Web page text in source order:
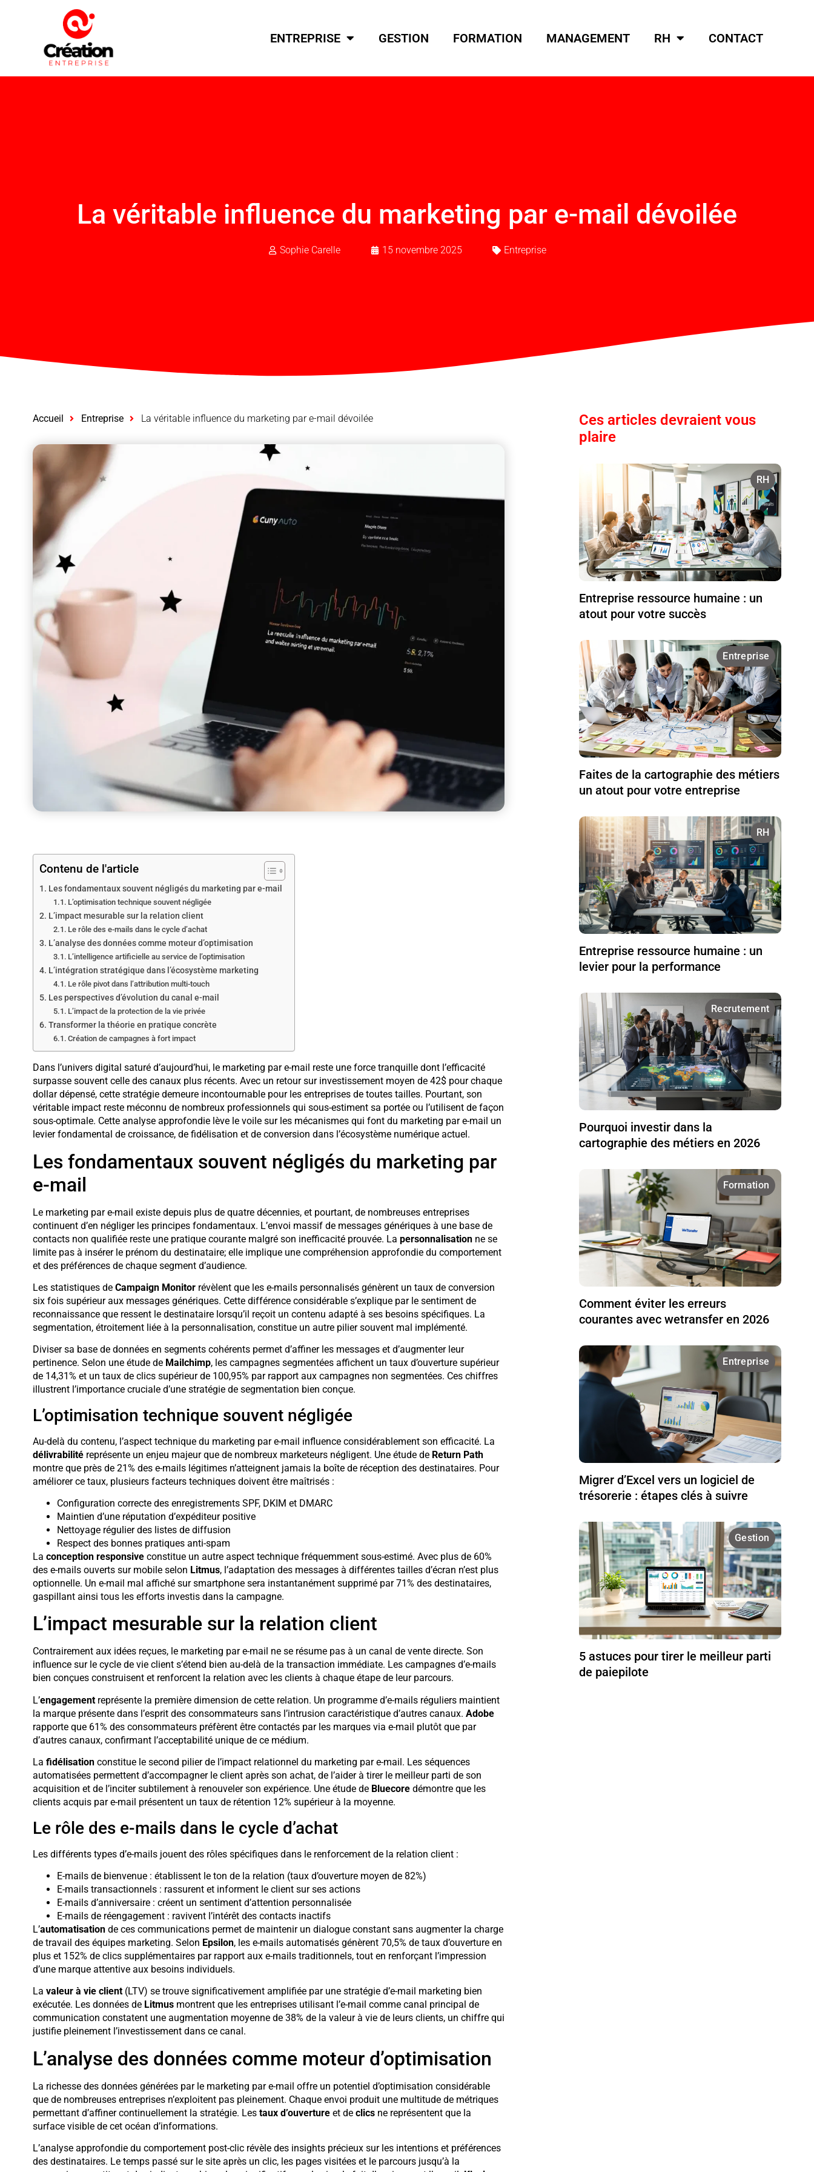
ENTREPRISE GESTION FORMATION MANAGEMENT RH CONTACT
La véritable influence du marketing par e-mail dévoilée
Sophie Carelle 15 novembre 2025 Entreprise
Accueil Entreprise La véritable influence du marketing par e-mail dévoilée
Contenu de l'article
Les fondamentaux souvent négligés du marketing par e-mail
L’optimisation technique souvent négligée
L’impact mesurable sur la relation client
Le rôle des e-mails dans le cycle d’achat
L’analyse des données comme moteur d’optimisation
L’intelligence artificielle au service de l’optimisation
L’intégration stratégique dans l’écosystème marketing
Le rôle pivot dans l’attribution multi-touch
Les perspectives d’évolution du canal e-mail
L’impact de la protection de la vie privée
Transformer la théorie en pratique concrète
Création de campagnes à fort impact
Dans l’univers digital saturé d’aujourd’hui, le marketing par e-mail reste une force tranquille dont l’efficacité
surpasse souvent celle des canaux plus récents. Avec un retour sur investissement moyen de 42$ pour chaque
dollar dépensé, cette stratégie demeure incontournable pour les entreprises de toutes tailles. Pourtant, son
véritable impact reste méconnu de nombreux professionnels qui sous-estiment sa portée ou l’utilisent de façon
sous-optimale. Cette analyse approfondie lève le voile sur les mécanismes qui font du marketing par e-mail un
levier fondamental de croissance, de fidélisation et de conversion dans l’écosystème numérique actuel.
Les fondamentaux souvent négligés du marketing par
e-mail
Le marketing par e-mail existe depuis plus de quatre décennies, et pourtant, de nombreuses entreprises
continuent d’en négliger les principes fondamentaux. L’envoi massif de messages génériques à une base de
contacts non qualifiée reste une pratique courante malgré son inefficacité prouvée. La personnalisationne se
limite pas à insérer le prénom du destinataire; elle implique une compréhension approfondie du comportement
et des préférences de chaque segment d’audience.
Les statistiques de Campaign Monitorrévèlent que les e-mails personnalisés génèrent un taux de conversion
six fois supérieur aux messages génériques. Cette différence considérable s’explique par le sentiment de
reconnaissance que ressent le destinataire lorsqu’il reçoit un contenu adapté à ses besoins spécifiques. La
segmentation, étroitement liée à la personnalisation, constitue un autre pilier souvent mal implémenté.
Diviser sa base de données en segments cohérents permet d’affiner les messages et d’augmenter leur
pertinence. Selon une étude de Mailchimp, les campagnes segmentées affichent un taux d’ouverture supérieur
de 14,31% et un taux de clics supérieur de 100,95% par rapport aux campagnes non segmentées. Ces chiffres
illustrent l’importance cruciale d’une stratégie de segmentation bien conçue.
L’optimisation technique souvent négligée
Au-delà du contenu, l’aspect technique du marketing par e-mail influence considérablement son efficacité. La
délivrabilitéreprésente un enjeu majeur que de nombreux marketeurs négligent. Une étude de Return Path
montre que près de 21% des e-mails légitimes n’atteignent jamais la boîte de réception des destinataires. Pour
améliorer ce taux, plusieurs facteurs techniques doivent être maîtrisés :
Configuration correcte des enregistrements SPF, DKIM et DMARC
Maintien d’une réputation d’expéditeur positive
Nettoyage régulier des listes de diffusion
Respect des bonnes pratiques anti-spam
La conception responsiveconstitue un autre aspect technique fréquemment sous-estimé. Avec plus de 60%
des e-mails ouverts sur mobile selon Litmus, l’adaptation des messages à différentes tailles d’écran n’est plus
optionnelle. Un e-mail mal affiché sur smartphone sera instantanément supprimé par 71% des destinataires,
gaspillant ainsi tous les efforts investis dans la campagne.
L’impact mesurable sur la relation client
Contrairement aux idées reçues, le marketing par e-mail ne se résume pas à un canal de vente directe. Son
influence sur le cycle de vie client s’étend bien au-delà de la transaction immédiate. Les campagnes d’e-mails
bien conçues construisent et renforcent la relation avec les clients à chaque étape de leur parcours.
L’engagementreprésente la première dimension de cette relation. Un programme d’e-mails réguliers maintient
la marque présente dans l’esprit des consommateurs sans l’intrusion caractéristique d’autres canaux. Adobe
rapporte que 61% des consommateurs préfèrent être contactés par les marques via e-mail plutôt que par
d’autres canaux, confirmant l’acceptabilité unique de ce médium.
La fidélisationconstitue le second pilier de l’impact relationnel du marketing par e-mail. Les séquences
automatisées permettent d’accompagner le client après son achat, de l’aider à tirer le meilleur parti de son
acquisition et de l’inciter subtilement à renouveler son expérience. Une étude de Bluecoredémontre que les
clients acquis par e-mail présentent un taux de rétention 12% supérieur à la moyenne.
Le rôle des e-mails dans le cycle d’achat
Les différents types d’e-mails jouent des rôles spécifiques dans le renforcement de la relation client :
E-mails de bienvenue : établissent le ton de la relation (taux d’ouverture moyen de 82%)
E-mails transactionnels : rassurent et informent le client sur ses actions
E-mails d’anniversaire : créent un sentiment d’attention personnalisée
E-mails de réengagement : ravivent l’intérêt des contacts inactifs
L’automatisationde ces communications permet de maintenir un dialogue constant sans augmenter la charge
de travail des équipes marketing. Selon Epsilon, les e-mails automatisés génèrent 70,5% de taux d’ouverture en
plus et 152% de clics supplémentaires par rapport aux e-mails traditionnels, tout en renforçant l’impression
d’une marque attentive aux besoins individuels.
La valeur à vie client(LTV) se trouve significativement amplifiée par une stratégie d’e-mail marketing bien
exécutée. Les données de Litmusmontrent que les entreprises utilisant l’e-mail comme canal principal de
communication constatent une augmentation moyenne de 38% de la valeur à vie de leurs clients, un chiffre qui
justifie pleinement l’investissement dans ce canal.
L’analyse des données comme moteur d’optimisation
La richesse des données générées par le marketing par e-mail offre un potentiel d’optimisation considérable
que de nombreuses entreprises n’exploitent pas pleinement. Chaque envoi produit une multitude de métriques
permettant d’affiner continuellement la stratégie. Les taux d’ouvertureet de clicsne représentent que la
surface visible de cet océan d’informations.
L’analyse approfondie du comportement post-clic révèle des insights précieux sur les intentions et préférences
des destinataires. Le temps passé sur le site après un clic, les pages visitées et le parcours jusqu’à la
Ces articles devraient vous
plaire
RH
Entreprise ressource humaine : un
atout pour votre succès
Entreprise
Faites de la cartographie des métiers
un atout pour votre entreprise
RH
Entreprise ressource humaine : un
levier pour la performance
Recrutement
Pourquoi investir dans la
cartographie des métiers en 2026
Formation
Comment éviter les erreurs
courantes avec wetransfer en 2026
Entreprise
Migrer d’Excel vers un logiciel de
trésorerie : étapes clés à suivre
Gestion
5 astuces pour tirer le meilleur parti
de paiepilote